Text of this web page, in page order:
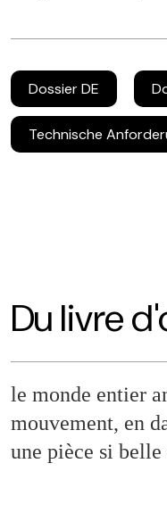
Dossier DE
Technische
Du livre
le monde entier
mouvement, en
une pièce si